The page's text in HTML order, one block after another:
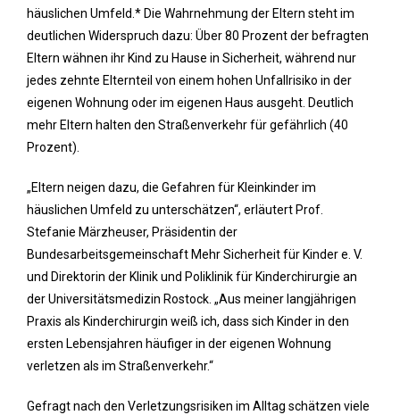
häuslichen Umfeld.* Die Wahrnehmung der Eltern steht im
deutlichen Widerspruch dazu: Über 80 Prozent der befragten
Eltern wähnen ihr Kind zu Hause in Sicherheit, während nur
jedes zehnte Elternteil von einem hohen Unfallrisiko in der
eigenen Wohnung oder im eigenen Haus ausgeht. Deutlich
mehr Eltern halten den Straßenverkehr für gefährlich (40
Prozent).
„Eltern neigen dazu, die Gefahren für Kleinkinder im
häuslichen Umfeld zu unterschätzen“, erläutert Prof.
Stefanie Märzheuser, Präsidentin der
Bundesarbeitsgemeinschaft Mehr Sicherheit für Kinder e. V.
und Direktorin der Klinik und Poliklinik für Kinderchirurgie an
der Universitätsmedizin Rostock. „Aus meiner langjährigen
Praxis als Kinderchirurgin weiß ich, dass sich Kinder in den
ersten Lebensjahren häufiger in der eigenen Wohnung
verletzen als im Straßenverkehr.“
Gefragt nach den Verletzungsrisiken im Alltag schätzen viele